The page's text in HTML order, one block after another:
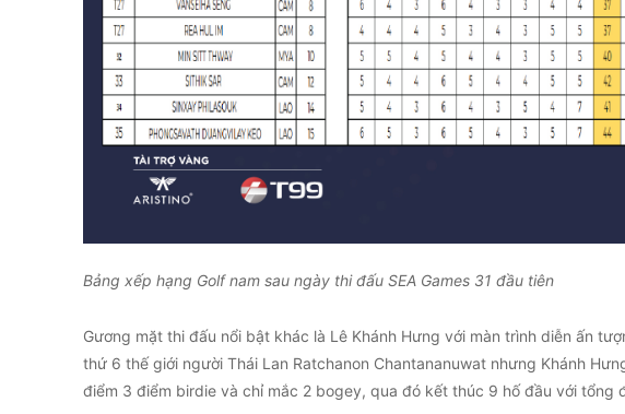
Bảng xếp hạng Golf nam sau ngày thi đấu SEA Games 31 đầu tiên
Gương mặt thi đấu nổi bật khác là Lê Khánh Hưng với màn trình diễn ấn
thứ 6 thế giới người Thái Lan Ratchanon Chantananuwat nhưng Khánh
điểm 3 điểm birdie và chỉ mắc 2 bogey, qua đó kết thúc 9 hố đầu với tổng